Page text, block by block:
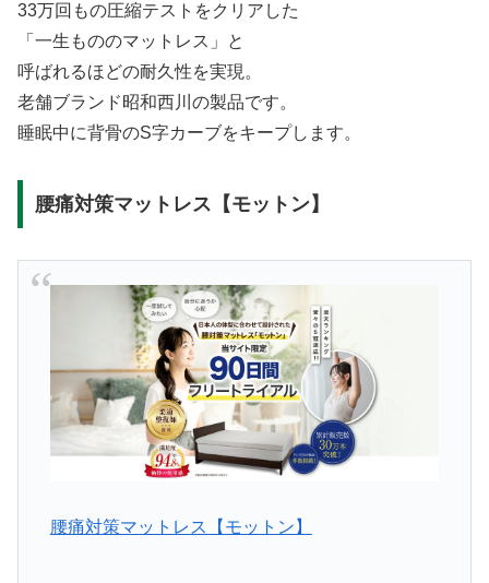
33万回もの圧縮テストをクリアした
「一生もののマットレス」と
呼ばれるほどの耐久性を実現。
老舗ブランド昭和西川の製品です。
睡眠中に背骨のS字カーブをキープします。
腰痛対策マットレス【モットン】
腰痛対策マットレス【モットン】